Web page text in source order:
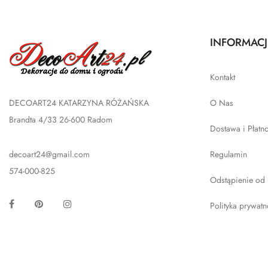
DECOART24 KATARZYNA RÓŻAŃSKA
Brandta 4/33 26-600 Radom
decoart24@gmail.com
574-000-825
Facebook Pinterest
Kontakt
O Nas
Dostawa i
Regulamin
Odstąpienie od
Polityka